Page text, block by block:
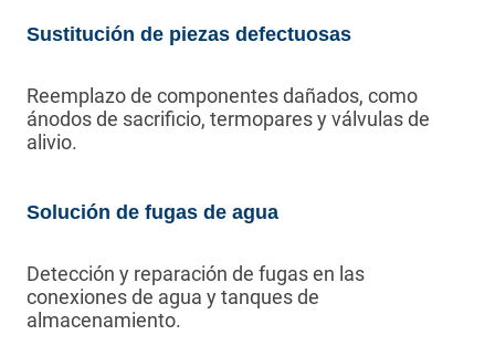
Sustitución de piezas defectuosas
Reemplazo de componentes dañados, como
ánodos de sacrificio, termopares y válvulas de
alivio.
Solución de fugas de agua
Detección y reparación de fugas en las
conexiones de agua y tanques de
almacenamiento.